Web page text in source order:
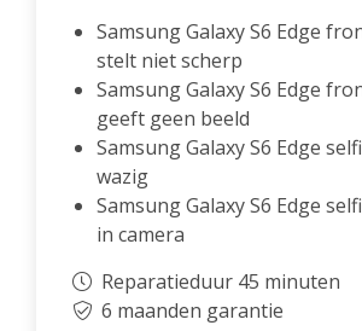
Samsung Galaxy S6 Edge
stelt niet scherp
Samsung Galaxy S6 Edge
geeft geen beeld
Samsung Galaxy S6 Edge
wazig
Samsung Galaxy S6 Edge
in camera
Reparatieduur 45 minuten
6 maanden garantie